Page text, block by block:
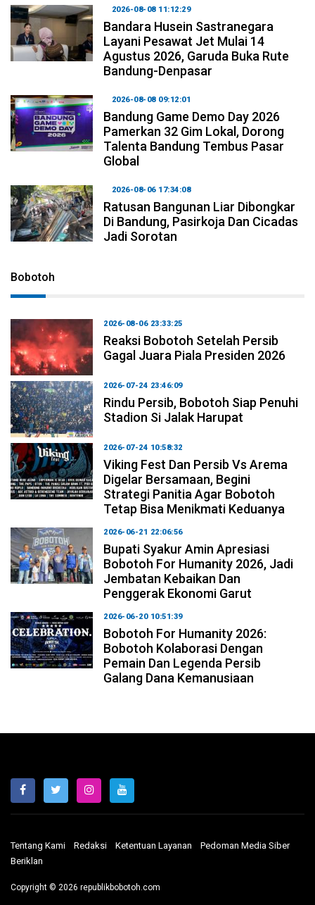
2026-08-08 11:12:29
Bandara Husein Sastranegara
Layani Pesawat Jet Mulai 14
Agustus 2026, Garuda Buka Rute
Bandung-Denpasar
2026-08-08 09:12:01
Bandung Game Demo Day 2026
Pamerkan 32 Gim Lokal, Dorong
Talenta Bandung Tembus Pasar
Global
2026-08-06 17:34:08
Ratusan Bangunan Liar Dibongkar
Di Bandung, Pasirkoja Dan Cicadas
Jadi Sorotan
Bobotoh
2026-08-06 23:33:25
Reaksi Bobotoh Setelah Persib
Gagal Juara Piala Presiden 2026
2026-07-24 23:46:09
Rindu Persib, Bobotoh Siap Penuhi
Stadion Si Jalak Harupat
2026-07-24 10:58:32
Viking Fest Dan Persib Vs Arema
Digelar Bersamaan, Begini
Strategi Panitia Agar Bobotoh
Tetap Bisa Menikmati Keduanya
2026-06-21 22:06:56
Bupati Syakur Amin Apresiasi
Bobotoh For Humanity 2026, Jadi
Jembatan Kebaikan Dan
Penggerak Ekonomi Garut
2026-06-20 10:51:39
Bobotoh For Humanity 2026:
Bobotoh Kolaborasi Dengan
Pemain Dan Legenda Persib
Galang Dana Kemanusiaan
Tentang Kami Redaksi Ketentuan Layanan
Pedoman Media Siber
Beriklan
Copyright © 2026 republikbobotoh.com